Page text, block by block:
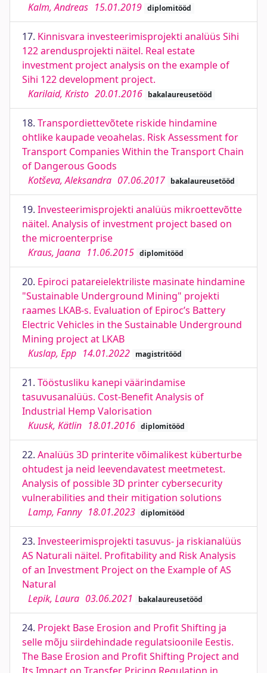
Kalm, Andreas 15.01.2019 diplomitööd
17. Kinnisvara investeerimisprojekti analüüs Sihi
122 arendusprojekti näitel. Real estate
investment project analysis on the example of
Sihi 122 development project.
Karilaid, Kristo 20.01.2016 bakalaureusetööd
18. Transpordiettevõtete riskide hindamine
ohtlike kaupade veoahelas. Risk Assessment for
Transport Companies Within the Transport Chain
of Dangerous Goods
Kotševa, Aleksandra 07.06.2017 bakalaureusetööd
19. Investeerimisprojekti analüüs mikroettevõtte
näitel. Analysis of investment project based on
the microenterprise
Kraus, Jaana 11.06.2015 diplomitööd
20. Epiroci patareielektriliste masinate hindamine
"Sustainable Underground Mining" projekti
raames LKAB-s. Evaluation of Epiroc’s Battery
Electric Vehicles in the Sustainable Underground
Mining project at LKAB
Kuslap, Epp 14.01.2022 magistritööd
21. Tööstusliku kanepi väärindamise
tasuvusanalüüs. Cost-Benefit Analysis of
Industrial Hemp Valorisation
Kuusk, Kätlin 18.01.2016 diplomitööd
22. Analüüs 3D printerite võimalikest küberturbe
ohtudest ja neid leevendavatest meetmetest.
Analysis of possible 3D printer cybersecurity
vulnerabilities and their mitigation solutions
Lamp, Fanny 18.01.2023 diplomitööd
23. Investeerimisprojekti tasuvus- ja riskianalüüs
AS Naturali näitel. Profitability and Risk Analysis
of an Investment Project on the Example of AS
Natural
Lepik, Laura 03.06.2021 bakalaureusetööd
24. Projekt Base Erosion and Profit Shifting ja
selle mõju siirdehindade regulatsioonile Eestis.
The Base Erosion and Profit Shifting Project and